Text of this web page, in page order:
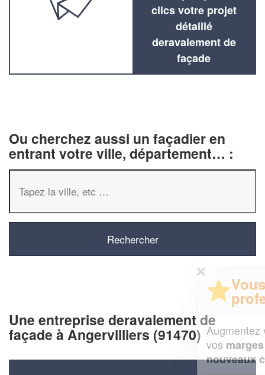
clics votre projet
détaillé
deravalement de
façade
Ou cherchez aussi un façadier en
entrant votre ville, département… :
Une entreprise deravalement de
façade à Angervilliers (91470)
Augmentez votrechiffre d'affaireset
vosmargestout en gagnant de
nouveaux clients!